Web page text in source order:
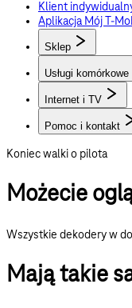
Klient
Aplikacja Mój T-
Sklep
Usługi komórkowe
Internet i TV
Pomoc i kontakt
Oglądaj na
Koniec walki o pilota
Możecie
Wszystkie dekodery w
Mają takie